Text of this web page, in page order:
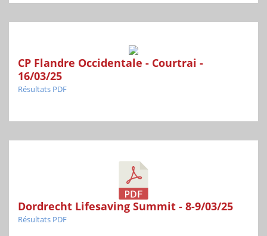
CP Flandre Occidentale - Courtrai -
16/03/25
Résultats PDF
Dordrecht Lifesaving Summit - 8-9/03/25
Résultats PDF